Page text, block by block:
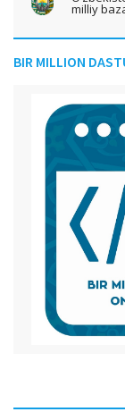
milliy
BIR MILLION